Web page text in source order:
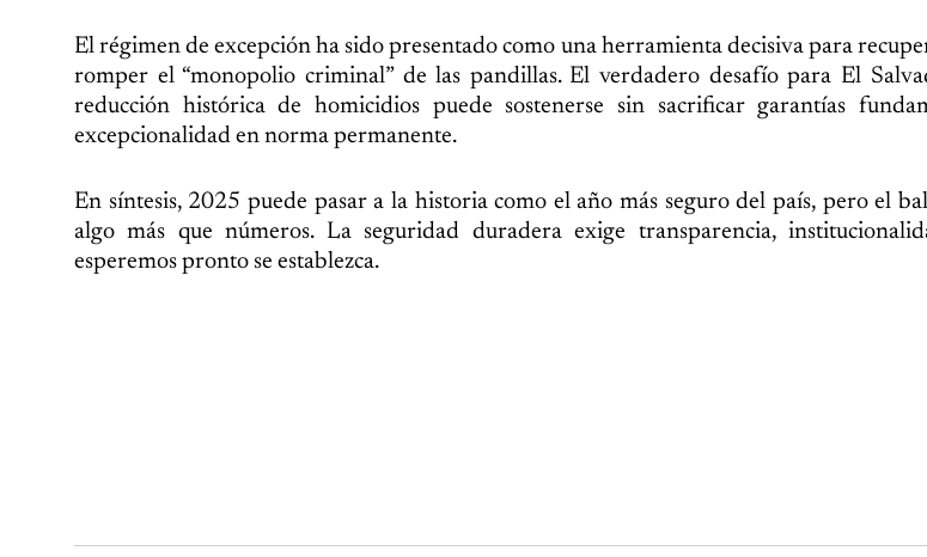
El régimen de excepción ha sido presentado como una herramienta decisiva para
romper el “monopolio criminal” de las pandillas. El verdadero desafío para El
reducción histórica de homicidios puede sostenerse sin sacrificar garantías
excepcionalidad en norma permanente.
En síntesis, 2025 puede pasar a la historia como el año más seguro del país, pero el
algo más que números. La seguridad duradera exige transparencia,
esperemos pronto se establezca.